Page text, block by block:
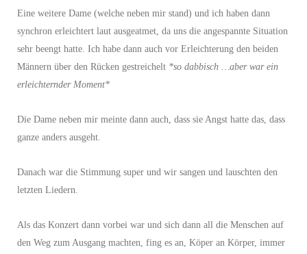
Eine weitere Dame (welche neben mir stand) und ich haben dann
synchron erleichtert laut ausgeatmet, da uns die angespannte Situation
sehr beengt hatte. Ich habe dann auch vor Erleichterung den beiden
Männern über den Rücken gestreichelt *so dabbisch …aber war ein
erleichternder Moment*
Die Dame neben mir meinte dann auch, dass sie Angst hatte das, dass
ganze anders ausgeht.
Danach war die Stimmung super und wir sangen und lauschten den
letzten Liedern.
Als das Konzert dann vorbei war und sich dann all die Menschen auf
den Weg zum Ausgang machten, fing es an, Köper an Körper, immer